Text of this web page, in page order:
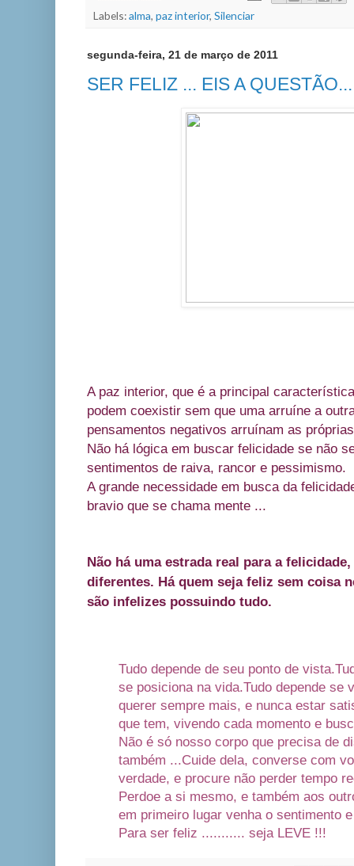
Labels:alma, paz interior, Silenciar
segunda-feira, 21 de março de 2011
SER FELIZ ... EIS A QUESTÃO...
A paz interior, que é a principal
podem coexistir sem que uma arruíne a
pensamentos negativos arruínam as
Não há lógica em buscar felicidade se não
sentimentos de raiva, rancor e pessimismo.
A grande necessidade em busca da
bravio que se chama mente ...
Não há uma estrada real para a
diferentes. Há quem seja feliz sem coisa
são infelizes possuindo tudo.
Tudo depende de seu ponto de vista.
se posiciona na vida.Tudo depende se
querer sempre mais, e nunca estar
que tem, vivendo cada momento e
Não é só nosso corpo que precisa de
também ...Cuide dela, converse com
verdade, e procure não perder tempo
Perdoe a si mesmo, e também aos
em primeiro lugar venha o sentimento
Para ser feliz ........... seja LEVE !!!